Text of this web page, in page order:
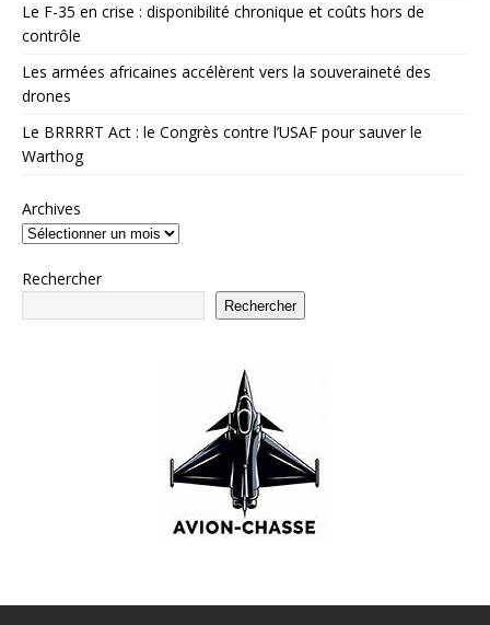
Le F-35 en crise : disponibilité chronique et coûts hors de
contrôle
Les armées africaines accélèrent vers la souveraineté des
drones
Le BRRRRT Act : le Congrès contre l’USAF pour sauver le
Warthog
Archives
Rechercher
Rechercher